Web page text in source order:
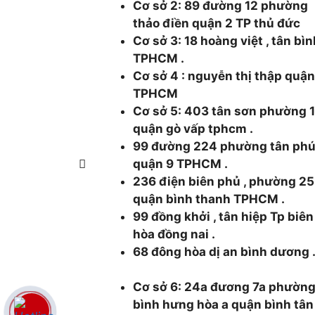
Cơ sở 2: 89 đường 12 phường
thảo điền quận 2 TP thủ đức
Cơ sở 3: 18 hoàng việt , tân
TPHCM .
Cơ sở 4 : nguyễn thị thập
TPHCM
Cơ sở 5: 403 tân sơn phường
quận gò vấp tphcm .
99 đường 224 phường tân phú
quận 9 TPHCM .
236 điện biên phủ , phường 25
quận bình thanh TPHCM .
99 đồng khởi , tân hiệp Tp biên
hòa đồng nai .
68 đông hòa dị an bình dương .
Cơ sở 6: 24a đương 7a phường
bình hưng hòa a quận bình tân